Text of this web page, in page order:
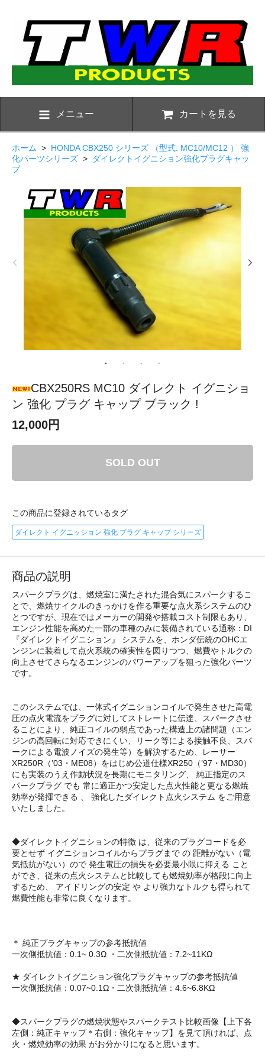
メニュー カートを見る
ホーム > HONDA CBX250 シリーズ （型式: MC10/MC12 ） 強
化パーツシリーズ >
ダイレクトイグニション強化プラグキャッ
プ
CBX250RS MC10 ダイレクト イグニショ
ン 強化 プラグ キャップ ブラック !
12,000円
SOLD OUT
この商品に登録されているタグ
ダイレクト イグニッション 強化 プラグ キャップ シリーズ
商品の説明
スパークプラグは、燃焼室に満たされた混合気にスパークするこ
とで、燃焼サイクルのきっかけを作る重要な点火系システムのひ
とつですが、現在ではメーカーの開発や搭載コスト制限もあり、
エンジン性能を高めた一部の車種のみに装備されている通称：DI
『ダイレクトイグニション』 システムを、ホンダ伝統のOHCエ
ンジンに装着して点火系統の確実性を図りつつ、燃費やトルクの
向上させてさらなるエンジンのパワーアップを狙った強化パーツ
です。
このシステムでは、一体式イグニションコイルで発生させた高電
圧の点火電流をプラグに対してストレートに伝達、スパークさせ
ることにより、純正コイルの弱点であった構造上の諸問題（エン
ジンの高回転に対応できにくい、リーク等による接触不良、スパ
ークによる電波ノイズの発生等）を解決するため、レーサー
XR250R（’03・ME08）をはじめ公道仕様XR250（’97・MD30）
にも実装のうえ作動状況を長期にモニタリング、 純正指定のス
パークプラグ でも 常に適正かつ安定した点火性能と更なる燃焼
効率が発揮できる 、 強化したダイレクト点火システム をご用意
いたしました。
◆ダイレクトイグニションの特徴 は、従来のプラグコードを必
要とせず イグニションコイルからプラグまで の 距離がない（電
気抵抗がない）ので 発生電圧の損失を必要最小限に抑える こと
ができ、従来の点火システムと比較しても燃焼効率が格段に向上
するため、 アイドリングの安定 や より強力なトルクも得られて
燃費性能も非常に良くなります。
＊ 純正プラグキャップの参考抵抗値
一次側抵抗値：0.1~ 0.3Ω ・二次側抵抗値：7.2~11KΩ
★ ダイレクトイグニション強化プラグキャップの参考抵抗値
一次側抵抗値：0.07~0.1Ω・二次側抵抗値：4.6~6.8KΩ
◆スパークプラグの燃焼状態やスパークテスト比較画像【上下各
左側：純正キャップ＊右側：強化キャップ】を見て頂ければ、点
火・燃焼効率の効果 がお分かりになると思います。